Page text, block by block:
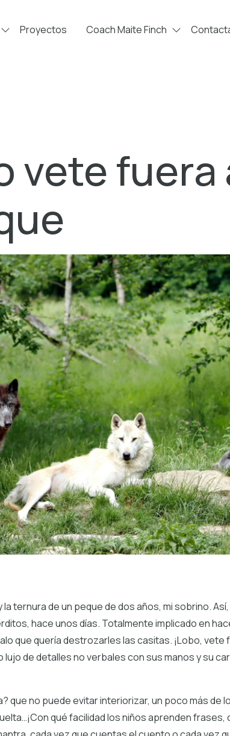
Proyectos Coach Maite Finch
vete fuera
la ternura de un peque de dos años, mi sobrino.
hace unos días. Totalmente implicado en
que quería destrozarles las casitas. ¡Lobo, vete
lujo de detalles no verbales con sus manos y su
que no puede evitar interiorizar, un poco más de
qué facilidad los niños aprenden